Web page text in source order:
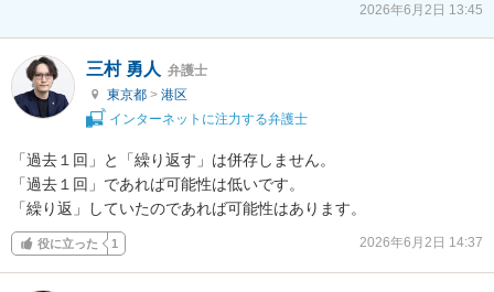
2026年6月2日 13:45
三村 勇人 弁護士
東京都 > 港区
インターネットに注力する弁護士
「過去１回」と「繰り返す」は併存しません。
「過去１回」であれば可能性は低いです。
「繰り返」していたのであれば可能性はあります。
役に立った 1 2026年6月2日 14:37